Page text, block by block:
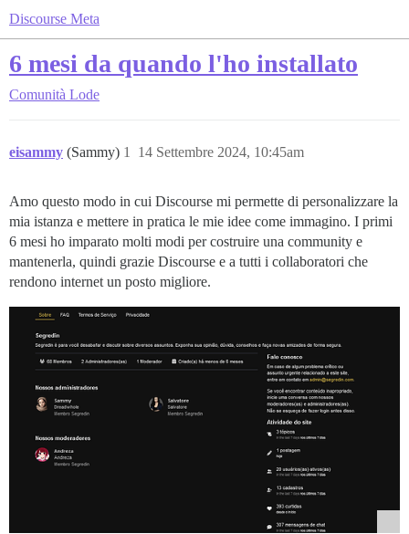
Discourse Meta
6 mesi da quando l'ho installato
Comunità Lode
eisammy (Sammy) 14 Settembre 2024, 10:45am
1
Amo questo modo in cui Discourse mi permette di personalizzare la
mia istanza e mettere in pratica le mie idee come immagino. I primi
6 mesi ho imparato molti modi per costruire una community e
mantenerla, quindi grazie Discourse e a tutti i collaboratori che
rendono internet un posto migliore.